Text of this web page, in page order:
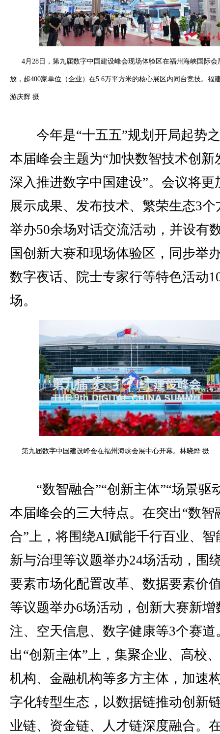
4月28日，第九届数字中国建设峰会现场体验区在福州海峡国际会
放，超400家单位（企业）在5.6万平方米的核心展区内同台竞技。福
游庆辉 摄
今年是“十五五”规划开局起势
本届峰会主题为“加快数智技术创新
深入推进数字中国建设”。会议将更
展示成果、发布技术、繁荣生态3个
举办50余场对话交流活动，并设有
国创新大赛和现场体验区，同步举
数字夜话、院士专家行等特色活动
场。
第九届数字中国建设峰会在福州海峡会展中心开幕。林晓烨 摄
“数智融合”“创新主体”“场景驱
本届峰会的三大特点。在突出“数智
合”上，将围绕AI赋能千行百业、智
新与治理等议题举办24场活动，围
要素市场化配置改革、数据要素价
等议题举办6场活动，创新大赛新增
注、空天信息、数字健康等3个赛道
出“创新主体”上，集聚企业、高校
机构、金融机构等多方主体，加速
字化转型生态，以数据链推动创新
业链、资金链、人才链深度融合。